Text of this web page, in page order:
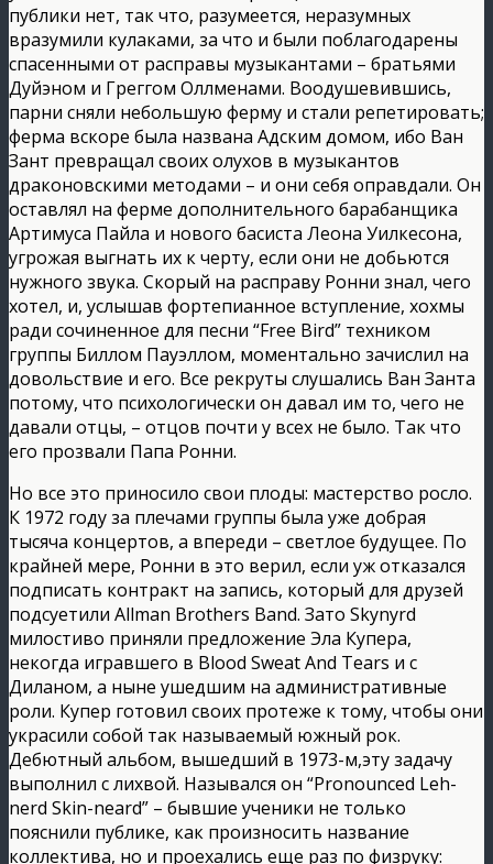
публики нет, так что, разумеется, неразумных
вразумили кулаками, за что и были поблагодарены
спасенными от расправы музыкантами – братьями
Дуйэном и Греггом Оллменами. Воодушевившись,
парни сняли небольшую ферму и стали репетировать;
ферма вскоре была названа Адским домом, ибо Ван
Зант превращал своих олухов в музыкантов
драконовскими методами – и они себя оправдали. Он
оставлял на ферме дополнительного барабанщика
Артимуса Пайла и нового басиста Леона Уилкесона,
угрожая выгнать их к черту, если они не добьются
нужного звука. Скорый на расправу Ронни знал, чего
хотел, и, услышав фортепианное вступление, хохмы
ради сочиненное для песни “Free Bird” техником
группы Биллом Пауэллом, моментально зачислил на
довольствие и его. Все рекруты слушались Ван Занта
потому, что психологически он давал им то, чего не
давали отцы, – отцов почти у всех не было. Так что
его прозвали Папа Ронни.
Но все это приносило свои плоды: мастерство росло.
К 1972 году за плечами группы была уже добрая
тысяча концертов, а впереди – светлое будущее. По
крайней мере, Ронни в это верил, если уж отказался
подписать контракт на запись, который для друзей
подсуетили Allman Brothers Band. Зато Skynyrd
милостиво приняли предложение Эла Купера,
некогда игравшего в Blood Sweat And Tears и с
Диланом, а ныне ушедшим на административные
роли. Купер готовил своих протеже к тому, чтобы они
украсили собой так называемый южный рок.
Дебютный альбом, вышедший в 1973-м,эту задачу
выполнил с лихвой. Назывался он “Pronounced Leh-
nerd Skin-neard” – бывшие ученики не только
пояснили публике, как произносить название
коллектива, но и проехались еще раз по физруку: